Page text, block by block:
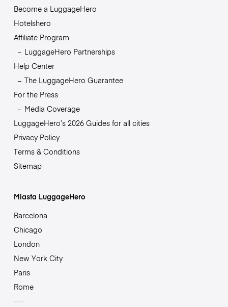
Become a LuggageHero
Hotelshero
Affiliate Program
LuggageHero Partnerships
Help Center
The LuggageHero Guarantee
For the Press
Media Coverage
LuggageHero’s 2026 Guides for all cities
Privacy Policy
Terms & Conditions
Sitemap
Miasta LuggageHero
Barcelona
Chicago
London
New York City
Paris
Rome